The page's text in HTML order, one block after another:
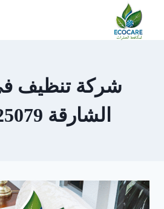
التجاوز
شركة تنظيف
الشارقة 0506025079